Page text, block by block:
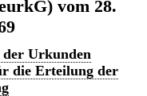
vom 28.
Urkunden
die Erteilung der